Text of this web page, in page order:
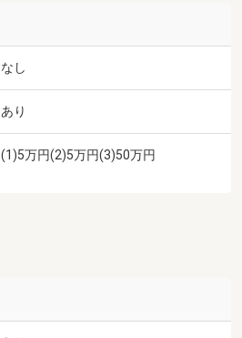
なし
あり
(1)5万円(2)5万円(3)50万円